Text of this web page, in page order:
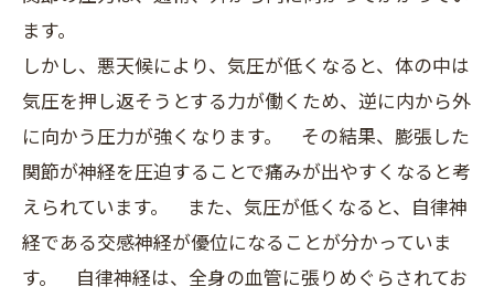
ます。
しかし、悪天候により、気圧が低くなると、体の中は
気圧を押し返そうとする力が働くため、逆に内から外
に向かう圧力が強くなります。 その結果、膨張した
関節が神経を圧迫することで痛みが出やすくなると考
えられています。 また、気圧が低くなると、自律神
経である交感神経が優位になることが分かっていま
す。 自律神経は、全身の血管に張りめぐらされてお